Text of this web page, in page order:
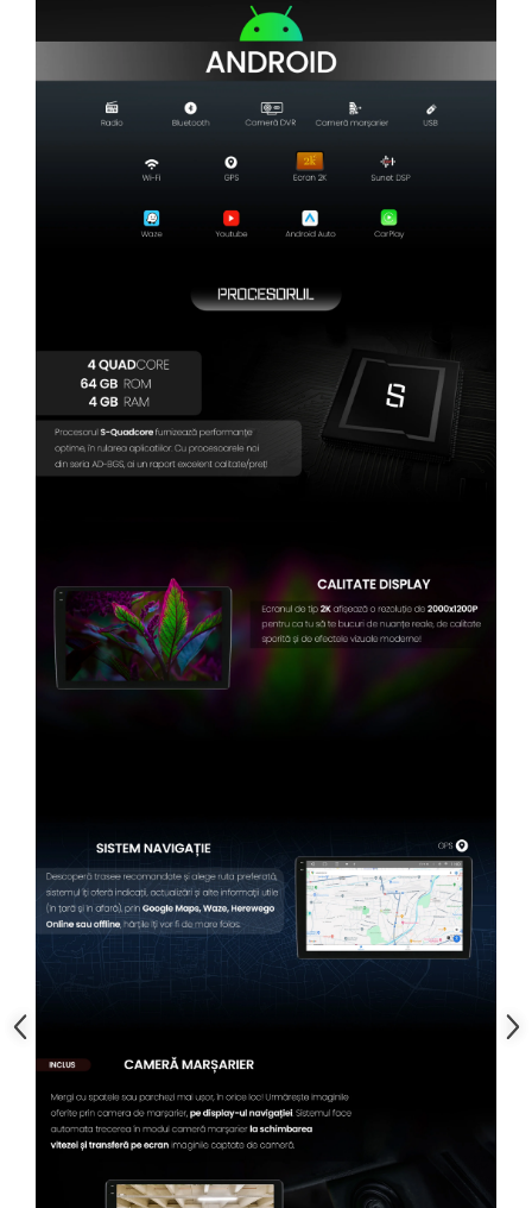
Camere Fiat
Camere înregistrare trafic
Accesorii multimedia
Conectică Auto
Conectică Auto
Conectică Volkswagen
Conectică Mercedes Benz
Conectică Skoda
Conectică Honda
Conectică Chevrolet
Conectică Renault
Conectică Kia